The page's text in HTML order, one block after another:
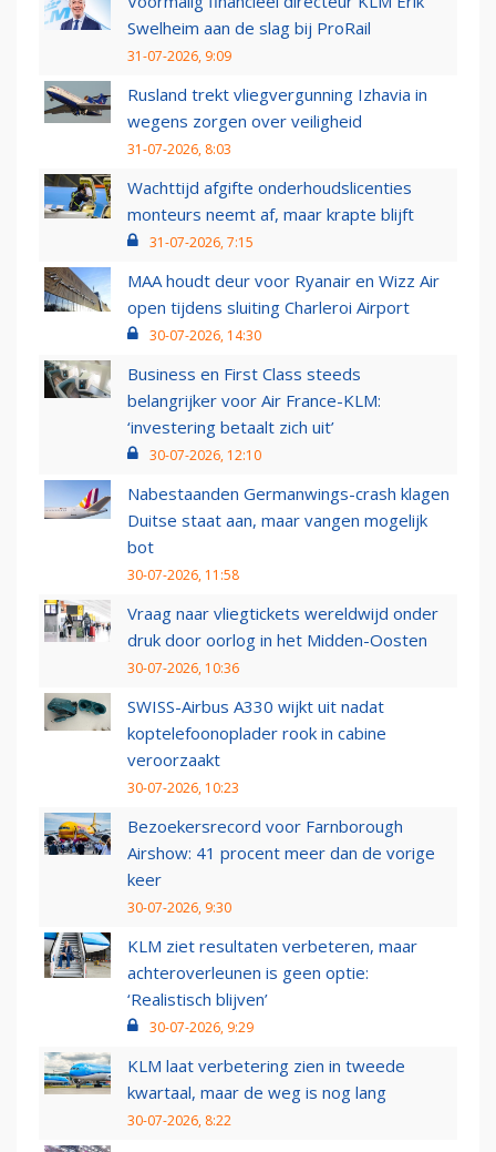
Swelheim aan de slag bij ProRail
31-07-2026, 9:09
Rusland trekt vliegvergunning Izhavia in
wegens zorgen over veiligheid
31-07-2026, 8:03
Wachttijd afgifte onderhoudslicenties
monteurs neemt af, maar krapte blijft
31-07-2026, 7:15
MAA houdt deur voor Ryanair en Wizz Air
open tijdens sluiting Charleroi Airport
30-07-2026, 14:30
Business en First Class steeds
belangrijker voor Air France-KLM:
‘investering betaalt zich uit’
30-07-2026, 12:10
Nabestaanden Germanwings-crash klagen
Duitse staat aan, maar vangen mogelijk
bot
30-07-2026, 11:58
Vraag naar vliegtickets wereldwijd onder
druk door oorlog in het Midden-Oosten
30-07-2026, 10:36
SWISS-Airbus A330 wijkt uit nadat
koptelefoonoplader rook in cabine
veroorzaakt
30-07-2026, 10:23
Bezoekersrecord voor Farnborough
Airshow: 41 procent meer dan de vorige
keer
30-07-2026, 9:30
KLM ziet resultaten verbeteren, maar
achteroverleunen is geen optie:
‘Realistisch blijven’
30-07-2026, 9:29
KLM laat verbetering zien in tweede
kwartaal, maar de weg is nog lang
30-07-2026, 8:22